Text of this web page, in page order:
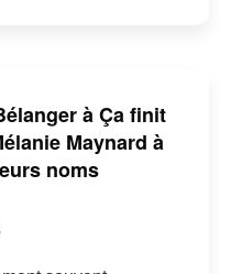
à Ça finit
Maynard à
noms